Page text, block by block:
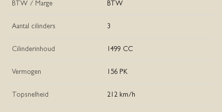
BTW / Marge BTW
Aantal cilinders 3
Cilinderinhoud 1499 CC
Vermogen 156 PK
Topsnelheid 212 km/h